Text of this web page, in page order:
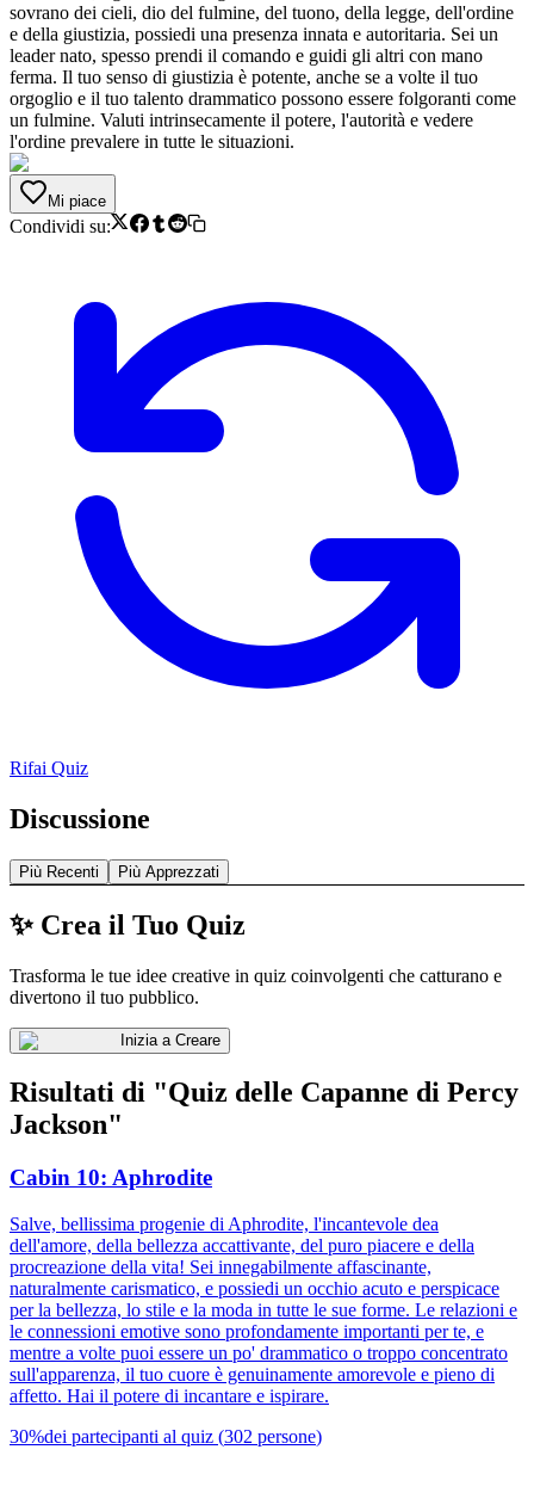
sovrano dei cieli, dio del fulmine, del tuono, della legge, dell'ordine
e della giustizia, possiedi una presenza innata e autoritaria. Sei un
leader nato, spesso prendi il comando e guidi gli altri con mano
ferma. Il tuo senso di giustizia è potente, anche se a volte il tuo
orgoglio e il tuo talento drammatico possono essere folgoranti come
un fulmine. Valuti intrinsecamente il potere, l'autorità e vedere
l'ordine prevalere in tutte le situazioni.
Mi piace
Condividi su:
Rifai Quiz
Discussione
Più Recenti Più Apprezzati
✨ Crea il Tuo Quiz
Trasforma le tue idee creative in quiz coinvolgenti che catturano e
divertono il tuo pubblico.
Inizia a Creare
Risultati di "Quiz delle Capanne di Percy
Jackson"
Cabin 10: Aphrodite
Salve, bellissima progenie di Aphrodite, l'incantevole dea
dell'amore, della bellezza accattivante, del puro piacere e della
procreazione della vita! Sei innegabilmente affascinante,
naturalmente carismatico, e possiedi un occhio acuto e perspicace
per la bellezza, lo stile e la moda in tutte le sue forme. Le relazioni e
le connessioni emotive sono profondamente importanti per te, e
mentre a volte puoi essere un po' drammatico o troppo concentrato
sull'apparenza, il tuo cuore è genuinamente amorevole e pieno di
affetto. Hai il potere di incantare e ispirare.
30%dei partecipanti al quiz (302 persone)